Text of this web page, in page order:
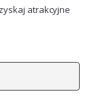
atrakcyjne